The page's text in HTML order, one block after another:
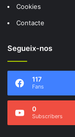
Cookies
Contacte
Segueix-nos
117
Fans
0
Subscribers